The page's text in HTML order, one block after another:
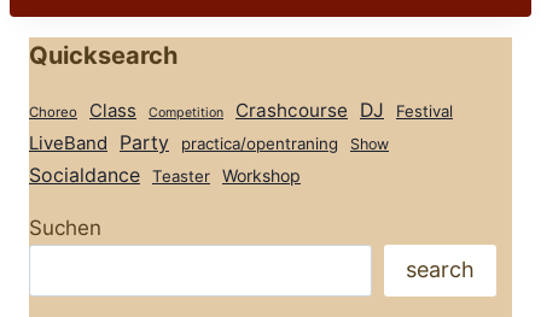
Quicksearch
Choreo Class Competition Crashcourse DJ Festival
LiveBand Party practica/opentraning Show
Socialdance Teaster Workshop
Suchen
search